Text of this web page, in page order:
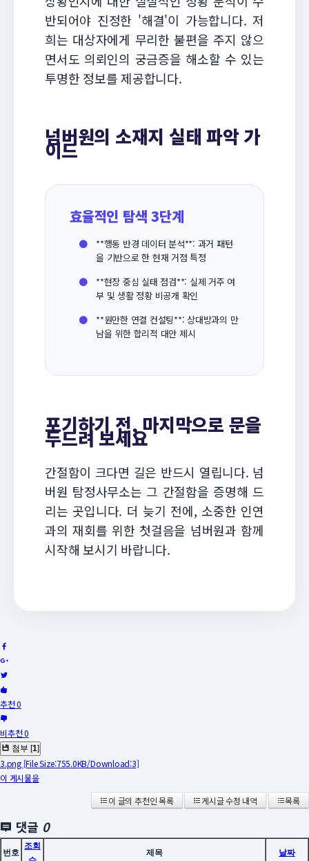
반되어야 진정한 '해결'이 가능합니다. 저
희는 대상자에게 무리한 불편을 주지 않으
면서도 의뢰인의 궁금증을 해소할 수 있는
투명한 정보를 제공합니다.
넘버원의 소재지 실태 파악 가
이드
효율적인 탐색 3단계
●
**행동 반경 데이터 분석**: 과거 패턴
을 기반으로 한 현재 거점 특정
●
**현장 중심 실태 점검**: 실제 거주 여
부 및 생활 정황 비공개 확인
●
**원만한 연결 컨설팅**: 상대방과의 만
남을 위한 합리적 대안 제시
포기하기 전, 마지막으로 문을
두드려 보세요
간절함이 크다면 길은 반드시 열립니다. 넘
버원 탐정사무소는 그 간절함을 증명해 드
리는 곳입니다. 더 늦기 전에, 소중한 인연
과의 재회를 위한 첫걸음을 넘버원과 함께
시작해 보시기 바랍니다.
추천 0
비추천 0
첨부 [1]
3.png [File Size:755.0KB/Download:3]
이 게시물을
이 글의 추천인 목록
게시글 수정 내역 목록
댓글 0
번호
조회
제목 날짜